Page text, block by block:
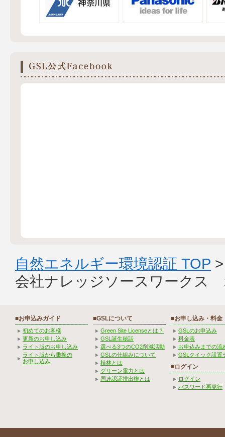
自然エネルギー環境認証 TOP
会社ナレッジソースワークス
■お申込みガイド
初めてのお客様
更新のお申し込み
ライト版のお申し込み
ライト版から乗換の
お申し込み
■GSLについて
Green Site Licenseとは？
GSL誕生秘話
選べる3つのCO2削減活動
GSLの仕組みについて
植林とは
グリーン電力とは
国連認証排出権とは
■お申し込み・料金
GSLのお申込み
料金表
お申込みまでの流
GSLクイック設置
■ログイン
ログイン
パスワード再発行